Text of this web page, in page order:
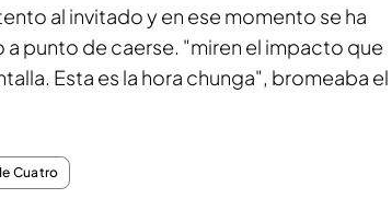
al invitado y en ese momento se ha
a punto de caerse. "miren el impacto que
Esta es la hora chunga", bromeaba el
Cuatro